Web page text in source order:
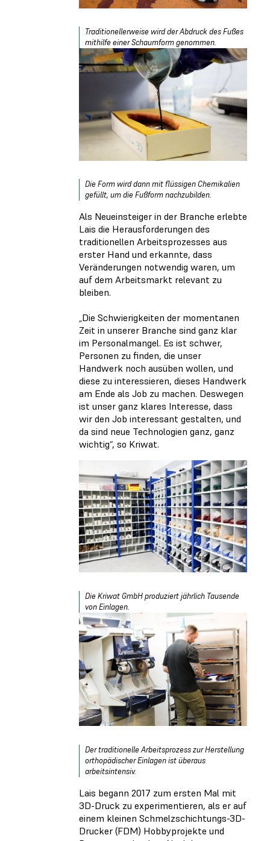
Traditionellerweise wird der Abdruck des Fußes
mithilfe einer Schaumform genommen.
Die Form wird dann mit flüssigen Chemikalien
gefüllt, um die Fußform nachzubilden.
Als Neueinsteiger in der Branche erlebte
Lais die Herausforderungen des
traditionellen Arbeitsprozesses aus
erster Hand und erkannte, dass
Veränderungen notwendig waren, um
auf dem Arbeitsmarkt relevant zu
bleiben.
„Die Schwierigkeiten der momentanen
Zeit in unserer Branche sind ganz klar
im Personalmangel. Es ist schwer,
Personen zu finden, die unser
Handwerk noch ausüben wollen, und
diese zu interessieren, dieses Handwerk
am Ende als Job zu machen. Deswegen
ist unser ganz klares Interesse, dass
wir den Job interessant gestalten, und
da sind neue Technologien ganz, ganz
wichtig“, so Kriwat.
Die Kriwat GmbH produziert jährlich Tausende
von Einlagen.
Der traditionelle Arbeitsprozess zur Herstellung
orthopädischer Einlagen ist überaus
arbeitsintensiv.
Lais begann 2017 zum ersten Mal mit
3D-Druck zu experimentieren, als er auf
einem kleinen Schmelzschichtungs-3D-
Drucker (FDM) Hobbyprojekte und